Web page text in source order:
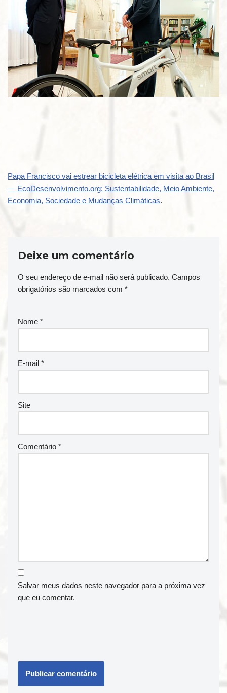
Papa Francisco vai estrear bicicleta elétrica em visita ao Brasil
— EcoDesenvolvimento.org: Sustentabilidade, Meio Ambiente,
Economia, Sociedade e Mudanças Climáticas.
Deixe um comentário
O seu endereço de e-mail não será publicado. Campos
obrigatórios são marcados com *
Nome *
E-mail *
Site
Comentário *
Salvar meus dados neste navegador para a próxima vez
que eu comentar.